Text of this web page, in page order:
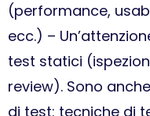
(performance,
ecc.) –
test statici
review). Sono
di test: tecniche di